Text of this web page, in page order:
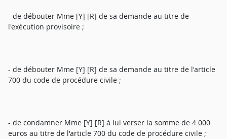
- de débouter Mme [Y] [R] de sa demande au titre de
l'exécution provisoire ;
- de débouter Mme [Y] [R] de sa demande au titre de l'article
700 du code de procédure civile ;
- de condamner Mme [Y] [R] à lui verser la somme de 4 000
euros au titre de l'article 700 du code de procédure civile ;